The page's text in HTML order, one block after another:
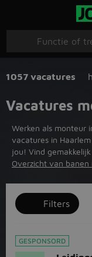
1057 vacatures
Vacatures
Werken als monteur
vacatures in
jou! Vind
Overzicht van banen
Filters
GESPONSORD